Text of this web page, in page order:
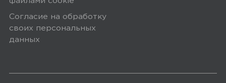
Дополнительные вопросы вы можете
задать по телефону
Согласие на обработку
своих персональных
данных